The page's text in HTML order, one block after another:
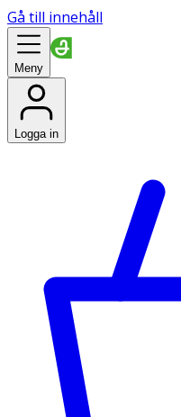
Gå till innehåll
Meny
Logga in